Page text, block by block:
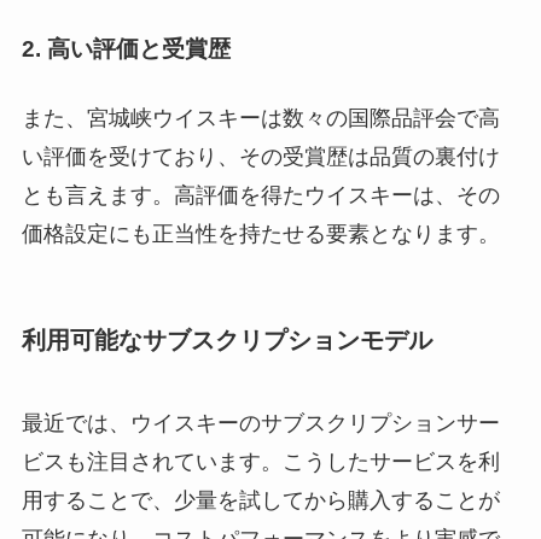
2. 高い評価と受賞歴
また、宮城峡ウイスキーは数々の国際品評会で高
い評価を受けており、その受賞歴は品質の裏付け
とも言えます。高評価を得たウイスキーは、その
価格設定にも正当性を持たせる要素となります。
利用可能なサブスクリプションモデル
最近では、ウイスキーのサブスクリプションサー
ビスも注目されています。こうしたサービスを利
用することで、少量を試してから購入することが